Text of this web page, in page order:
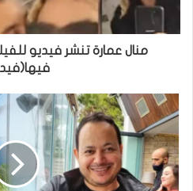
منال عمارة تنشر فيديو